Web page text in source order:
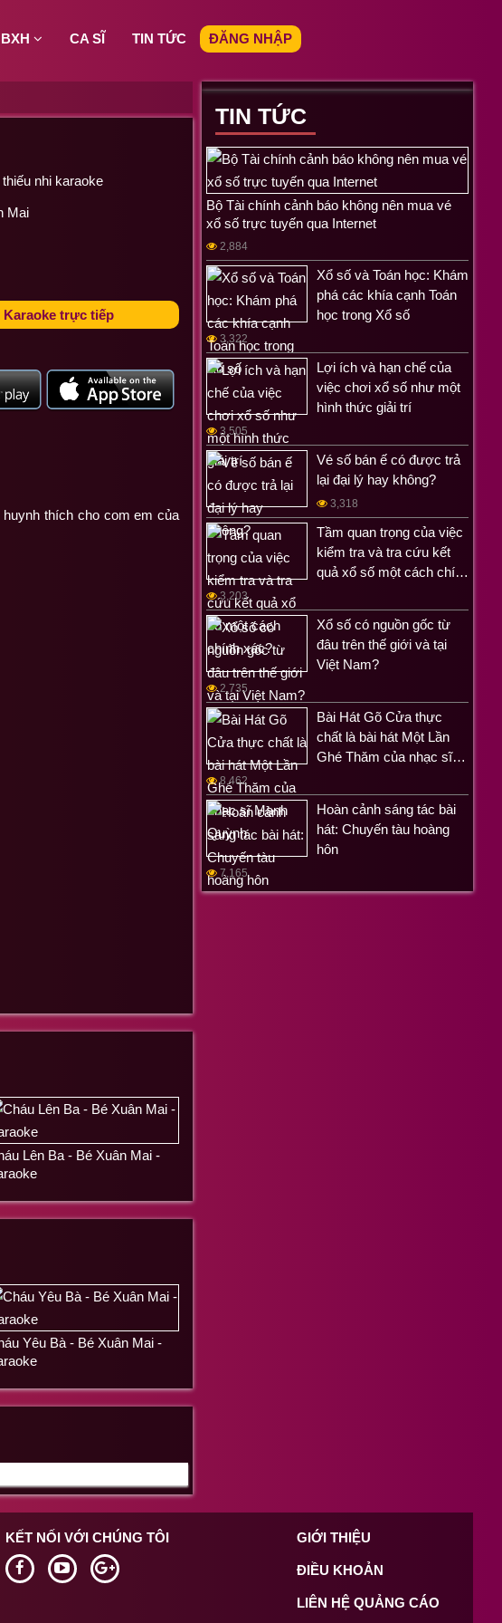
BXH CA SĨ TIN TỨC ĐĂNG NHẬP
nhi karaoke
Mai
Karaoke trực tiếp
thích cho com em của
Lên Ba - Bé Xuân Mai -
Yêu Bà - Bé Xuân Mai -
TIN TỨC
Bộ Tài chính cảnh báo không nên mua vé
xổ số trực tuyến qua Internet
2,884
Xổ số và Toán học: Khám
phá các khía cạnh Toán
học trong Xổ số
3,322
Lợi ích và hạn chế của
việc chơi xổ số như một
hình thức giải trí
3,505
Vé số bán ế có được trả
lại đại lý hay không?
3,318
Tầm quan trọng của việc
kiểm tra và tra cứu kết
quả xổ số một cách chí…
3,203
Xổ số có nguồn gốc từ
đâu trên thế giới và tại
Việt Nam?
2,735
Bài Hát Gõ Cửa thực
chất là bài hát Một Lần
Ghé Thăm của nhạc sĩ…
8,462
Hoàn cảnh sáng tác bài
hát: Chuyến tàu hoàng
hôn
7,165
KẾT NỐI VỚI CHÚNG TÔI GIỚI THIỆU
ĐIỀU KHOẢN
LIÊN HỆ QUẢNG CÁO